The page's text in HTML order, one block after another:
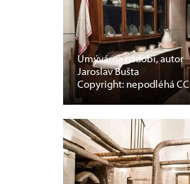
Umývárna nádobí, autor
Jaroslav Bušta
Copyright: nepodléhá CC